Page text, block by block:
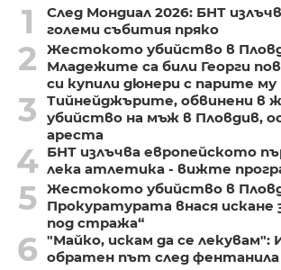
1
След Мондиал 2026: БНТ
големи събития пряко
2
Жестокото убийство в
Младежите са били Георги
си купили дюнери с парите му
3
Тийнейджърите, обвинени в
убийство на мъж в Пловдив,
ареста
4 БНТ излъчва европейското
лека атлетика - вижте
5 Жестокото убийство в
Прокуратурата внася искане
под стража“
6 "Майко, искам да се лекувам":
обратен път след фентанила